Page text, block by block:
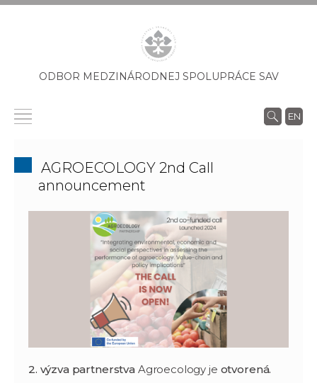
ODBOR MEDZINÁRODNEJ SPOLUPRÁCE SAV
EN
AGROECOLOGY 2nd Call
announcement
2. výzva partnerstva Agroecology je otvorená.